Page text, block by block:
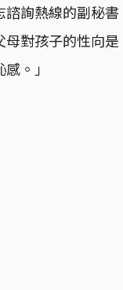
諮詢熱線的副秘書
對孩子的性向是
。」